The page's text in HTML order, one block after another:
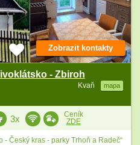
- Zbiroh
Kvaň mapa
Zobrazit kontakty
3x
Ceník
ZDE
- Český kras - parky Trhoň a Radeč“